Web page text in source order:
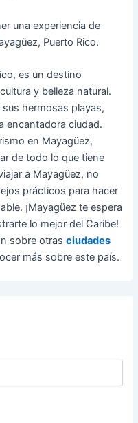
una experiencia de
Puerto Rico.
es un destino
y belleza natural.
hermosas playas,
encantadora ciudad.
en Mayagüez,
de todo lo que tiene
a Mayagüez, no
prácticos para hacer
¡Mayagüez te espera
lo mejor del Caribe!
sobre otrasciudades
más sobre este país.